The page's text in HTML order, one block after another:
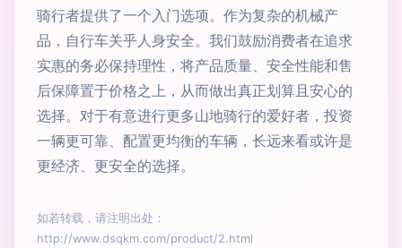
骑行者提供了一个入门选项。作为复杂的机械产
品，自行车关乎人身安全。我们鼓励消费者在追求
实惠的务必保持理性，将产品质量、安全性能和售
后保障置于价格之上，从而做出真正划算且安心的
选择。对于有意进行更多山地骑行的爱好者，投资
一辆更可靠、配置更均衡的车辆，长远来看或许是
更经济、更安全的选择。
如若转载，请注明出处：
http://www.dsqkm.com/product/2.html